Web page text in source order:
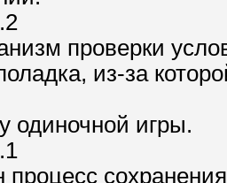
проверки
из-за
одиночной игры.
процесс